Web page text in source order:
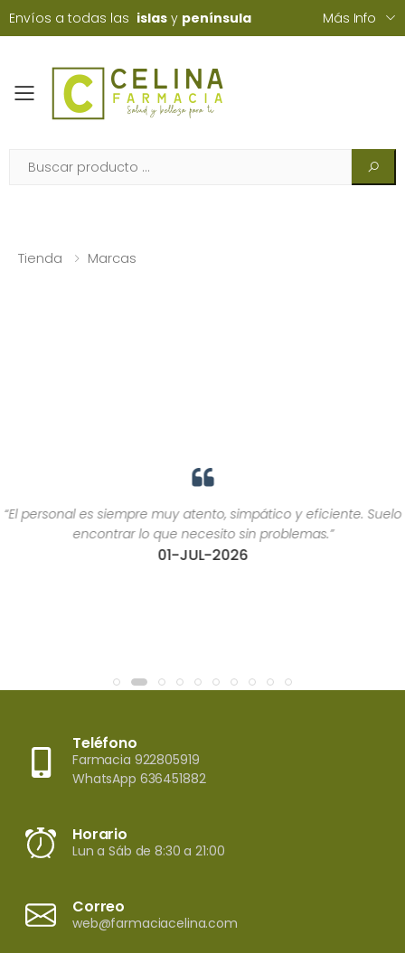
Envíos a todas las islas y península Más Info
Toggle mobile menu
Tienda Marcas
“El personal es siempre muy atento, simpático y eficiente. Suelo
encontrar lo que necesito sin problemas.”
01-JUL-2026
Teléfono
Farmacia 922805919
WhatsApp 636451882
Horario
Lun a Sáb de 8:30 a 21:00
Correo
web@farmaciacelina.com